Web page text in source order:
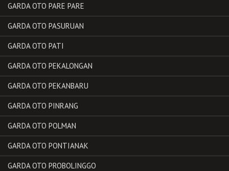
GARDA OTO PARE PARE
GARDA OTO PASURUAN
GARDA OTO PATI
GARDA OTO PEKALONGAN
GARDA OTO PEKANBARU
GARDA OTO PINRANG
GARDA OTO POLMAN
GARDA OTO PONTIANAK
GARDA OTO PROBOLINGGO